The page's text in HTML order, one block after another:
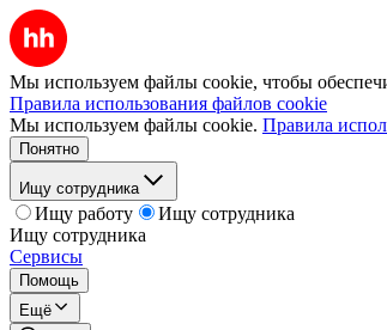
Мы используем файлы cookie, чтобы
Правила использования файлов cookie
Мы используем файлы cookie. Правила
Понятно
Ищу сотрудника
Ищу работу
Ищу сотрудника
Ищу сотрудника
Сервисы
Помощь
Ещё